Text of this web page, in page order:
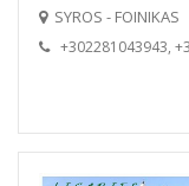
SYROS - FOINIKAS
+302281043943,